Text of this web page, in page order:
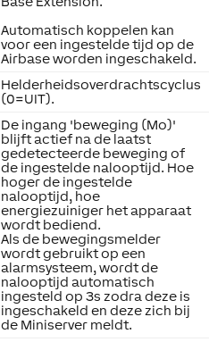
Automatisch koppelen kan
voor een ingestelde tijd op de
Airbase worden ingeschakeld.
Helderheidsoverdrachtscyclus
(0=UIT).
De ingang 'beweging (Mo)'
blijft actief na de laatst
gedetecteerde beweging of
de ingestelde nalooptijd. Hoe
hoger de ingestelde
nalooptijd, hoe
energiezuiniger het apparaat
wordt bediend.
Als de bewegingsmelder
wordt gebruikt op een
alarmsysteem, wordt de
nalooptijd automatisch
ingesteld op 3s zodra deze is
ingeschakeld en deze zich bij
de Miniserver meldt.